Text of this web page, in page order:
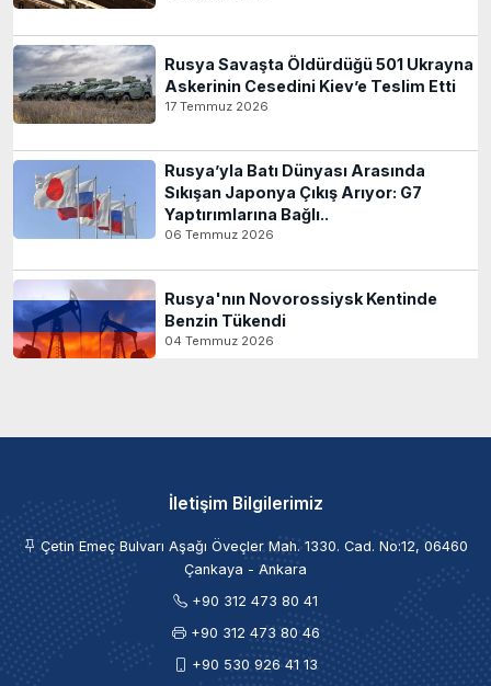
Rusya Savaşta Öldürdüğü 501 Ukrayna
Askerinin Cesedini Kiev’e Teslim Etti
17 Temmuz 2026
Rusya’yla Batı Dünyası Arasında
Sıkışan Japonya Çıkış Arıyor: G7
Yaptırımlarına Bağlı..
06 Temmuz 2026
Rusya'nın Novorossiysk Kentinde
Benzin Tükendi
04 Temmuz 2026
İletişim Bilgilerimiz
Çetin Emeç Bulvarı Aşağı Öveçler Mah. 1330. Cad. No:12, 06460
Çankaya - Ankara
+90 312 473 80 41
+90 312 473 80 46
+90 530 926 41 13